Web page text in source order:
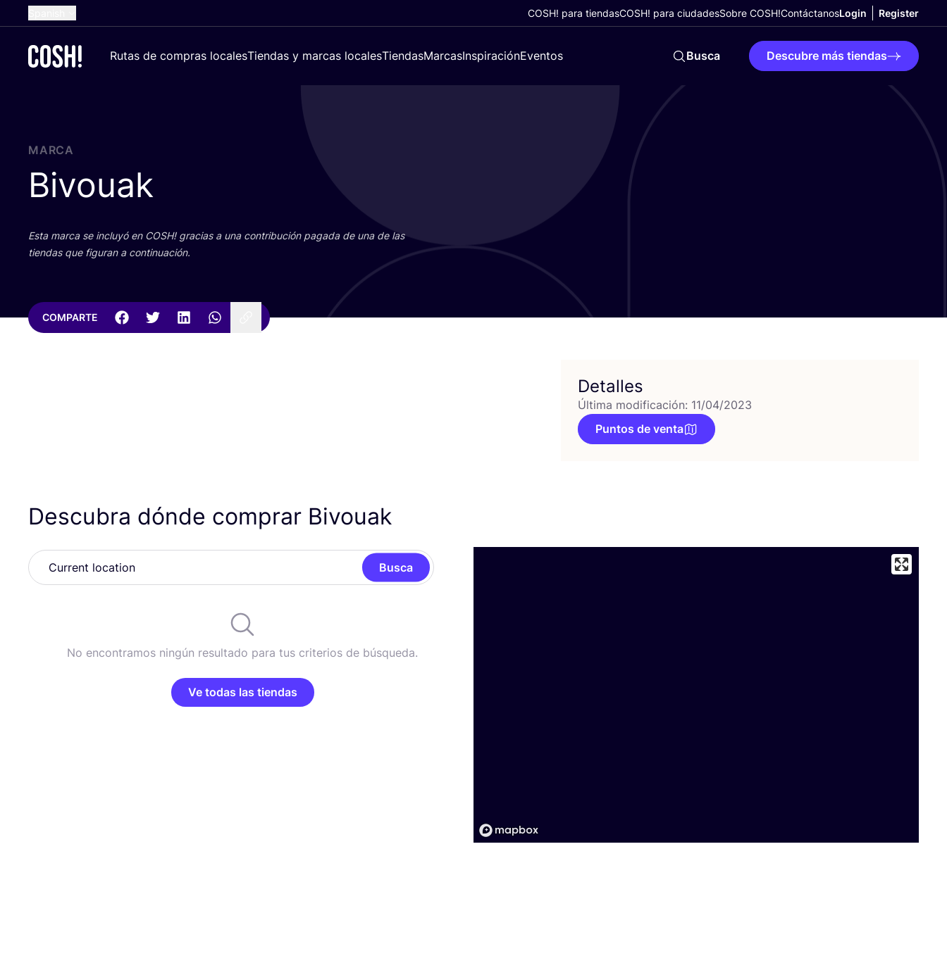
Dutch
Croatian
COSH! para tiendasCOSH! para ciudadesSobre COSH!ContáctanosLogin Register
Rutas de compras localesTiendas y marcas localesTiendasMarcasInspiraciónEventos Busca Descubre más tiendas
MARCA
Bivouak
Esta mar­ca se inclu­yó en COSH! gra­cias a una con­tri­bu­ción paga­da de una de las
tien­das que figu­ran a continuación.
COMPARTE
Detalles
Última modificación: 11/04/2023
Puntos de venta
Descubra dónde comprar Bivouak
Busca
No encontramos ningún resultado para tus criterios de búsqueda.
Ve todas las tiendas